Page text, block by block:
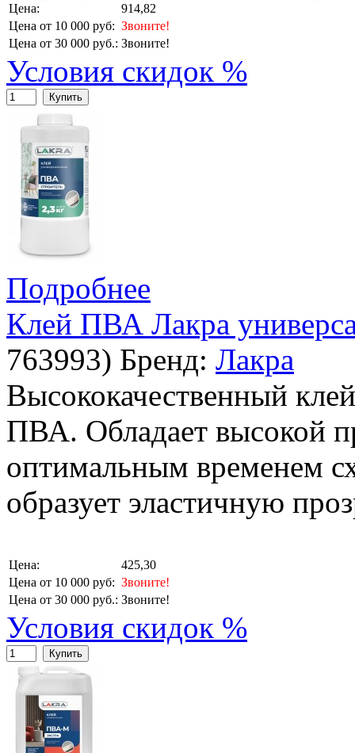
Цена:
914,82
Цена от 10 000 руб: Звоните!
Цена от 30 000 руб.: Звоните!
Условия скидок %
Купить
Подробнее
Клей ПВА Лакра
763993) Бренд: Лакра
Высококачественный
ПВА. Обладает высокой
оптимальным временем
образует эластичную
Цена:
425,30
Цена от 10 000 руб: Звоните!
Цена от 30 000 руб.: Звоните!
Условия скидок %
Купить